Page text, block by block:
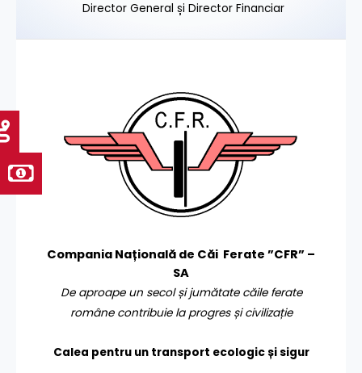
Director General și Director Financiar
Compania Națională de Căi Ferate ”CFR” –
SA
De aproape un secol și jumătate căile ferate
române contribuie la progres și civilizație
Calea pentru un transport ecologic și sigur